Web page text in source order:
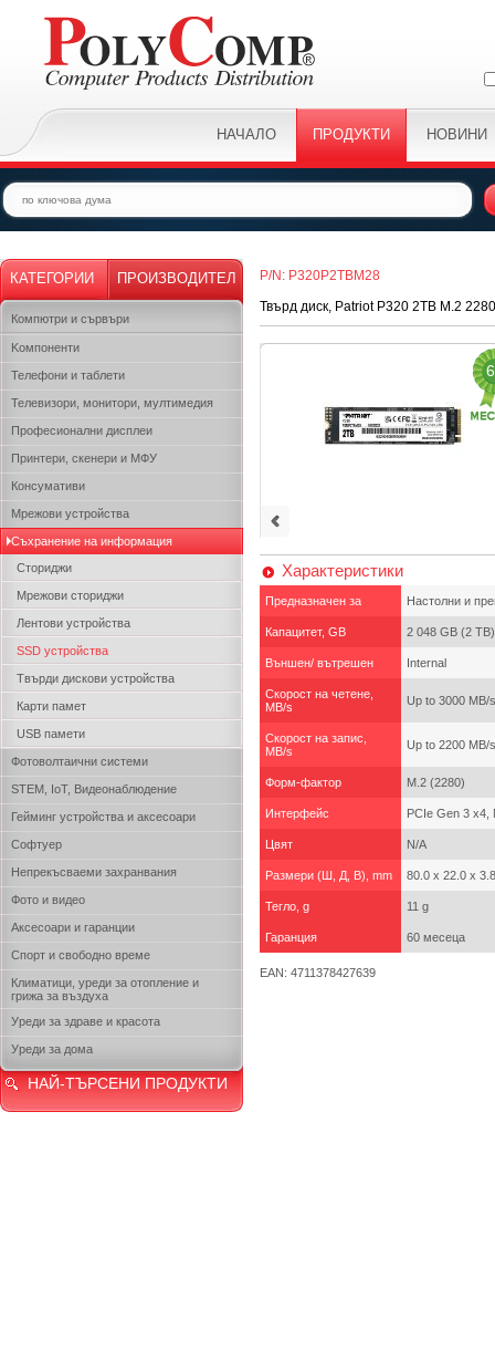
НАЧАЛО ПРОДУКТИ НОВИНИ
КАТЕГОРИИ ПРОИЗВОДИТЕЛ
Компютри и сървъри
Kомпоненти
Телефони и таблети
Телевизори, монитори, мултимедия
Професионални дисплеи
Принтери, скенери и МФУ
Консумативи
Мрежови устройства
Съхранение на информация
Сториджи
Мрежови сториджи
Лентови устройства
SSD устройства
Твърди дискови устройства
Карти памет
USB памети
Фотоволтаични системи
STEM, IoT, Видеонаблюдение
Гейминг устройства и аксесоари
Софтуер
Непрекъсваеми захранвания
Фото и видео
Аксесоари и гаранции
Спорт и свободно време
Климатици, уреди за отопление и
грижа за въздуха
Уреди за здраве и красота
Уреди за дома
НАЙ-ТЪРСЕНИ ПРОДУКТИ
P/N: P320P2TBM28
Твърд диск, Patriot P320 2TB M.2
Характеристики
Предназначен за Настолни и
Капацитет, GB 2 048 GB (2 TB)
Външен/ вътрешен Internal
Скорост на четене,
MB/s
Up to 3000 MB/s
Скорост на запис,
MB/s
Up to 2200 MB/s
Форм-фактор M.2 (2280)
Интерфейс PCIe Gen 3 x4,
Цвят N/A
Размери (Ш, Д, В), mm 80.0 x 22.0 x
Тегло, g 11 g
Гаранция 60 месеца
EAN: 4711378427639